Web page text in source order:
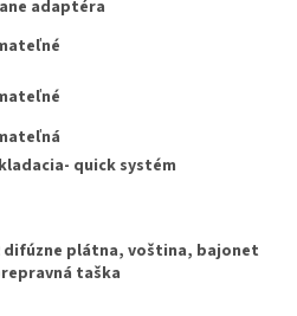
adaptéra
quick systém
difúzne plátna, voština, bajonet
taška